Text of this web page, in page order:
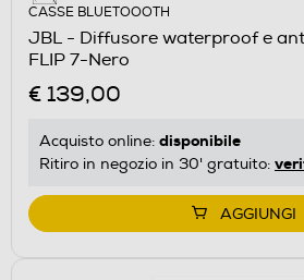
CASSE BLUETOOOTH
JBL - Diffusore waterproof e
FLIP 7-Nero
€ 139,00
Acquisto online: disponibile
Ritiro in negozio in 30' gratuito:
AGGIUNGI